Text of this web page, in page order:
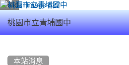
桃園市立青埔國中
本站消息